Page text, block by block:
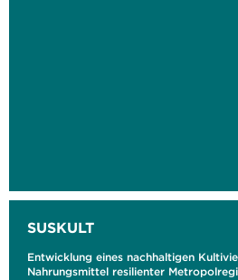
SUSKULT
Entwicklung eines nachhaltigen
Nahrungsmittel resilienter